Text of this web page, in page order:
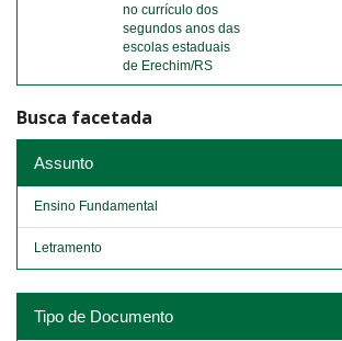
no currículo dos
segundos anos das
escolas estaduais
de Erechim/RS
Busca facetada
Assunto
Ensino Fundamental
Letramento
Tipo de Documento